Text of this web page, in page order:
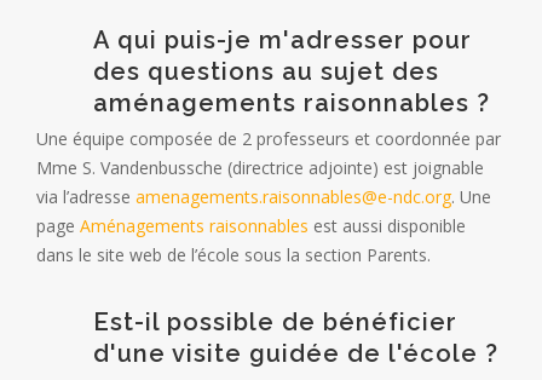
A qui puis-je m'adresser pour
des questions au sujet des
aménagements raisonnables ?
Une équipe composée de 2 professeurs et coordonnée par
Mme S. Vandenbussche (directrice adjointe) est joignable
via l’adresse amenagements.raisonnables@e-ndc.org. Une
page Aménagements raisonnables est aussi disponible
dans le site web de l’école sous la section Parents.
Est-il possible de bénéficier
d'une visite guidée de l'école ?